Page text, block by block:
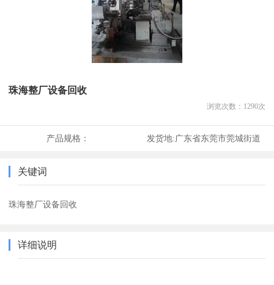
珠海整厂设备回收
浏览次数： 1290次
产品规格： 发货地:广东省东莞市莞城街道
关键词
珠海整厂设备回收
详细说明